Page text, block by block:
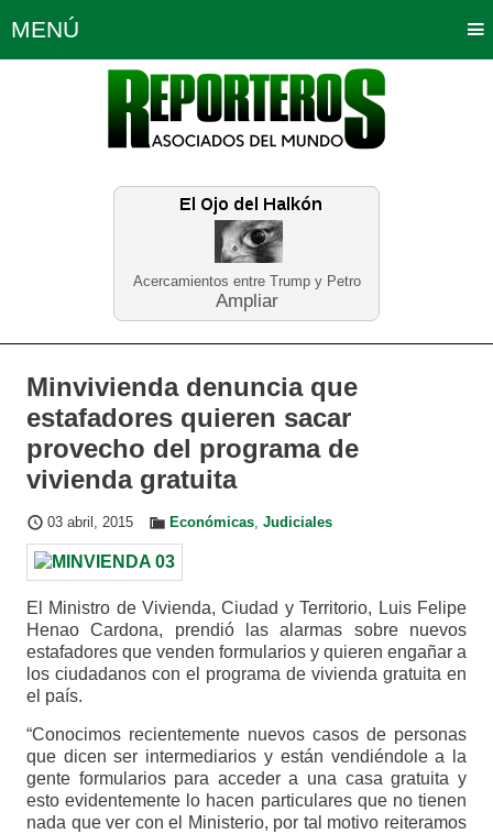
Acercamientos entre Trump y Petro
Ampliar
MENÚ
Política Opinión Bogotá
Planeta Tierra Deportes
Educación Neira
Minvivienda denuncia que
estafadores quieren sacar
provecho del programa de
vivienda gratuita
03 abril, 2015 Económicas, Judiciales
El Ministro de Vivienda, Ciudad y Territorio, Luis Felipe
Henao Cardona, prendió las alarmas sobre nuevos
estafadores que venden formularios y quieren engañar a
los ciudadanos con el programa de vivienda gratuita en
el país.
“Conocimos recientemente nuevos casos de personas
que dicen ser intermediarios y están vendiéndole a la
gente formularios para acceder a una casa gratuita y
esto evidentemente lo hacen particulares que no tienen
nada que ver con el Ministerio, por tal motivo reiteramos